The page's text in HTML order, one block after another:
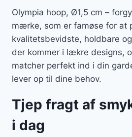
Olympia hoop, Ø1,5 cm –
mærke, som er famøse for at
kvalitetsbevidste, holdbare
der kommer i lækre designs,
matcher perfekt ind i din
lever op til dine behov.
Tjep fragt af
i dag